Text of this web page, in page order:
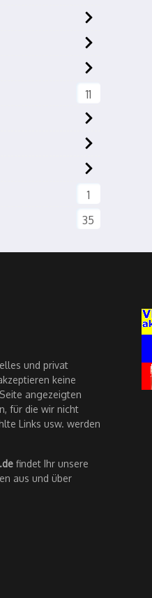
11
1
35
und privat
keine
angezeigten
für die wir nicht
Links usw. werden
findet Ihr unsere
aus und über